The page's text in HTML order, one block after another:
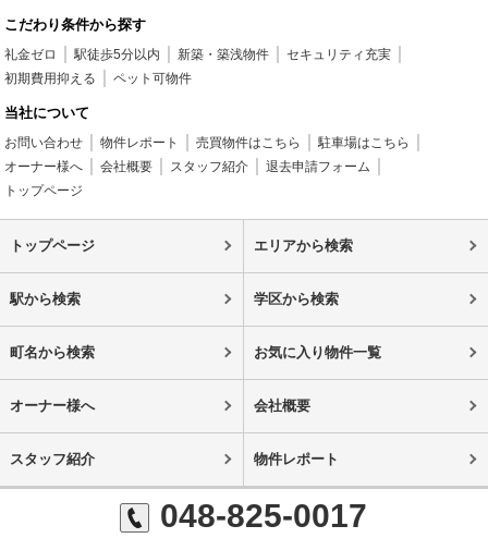
こだわり条件から探す
礼金ゼロ 駅徒歩5分以内 新築・築浅物件
セキュリティ充実
初期費用抑える
ペット可物件
当社について
お問い合わせ 物件レポート 売買物件はこちら
駐車場はこちら
オーナー様へ
会社概要 スタッフ紹介
退去申請フォーム
トップページ
トップページ エリアから検索
駅から検索 学区から検索
町名から検索 お気に入り物件一覧
オーナー様へ 会社概要
スタッフ紹介 物件レポート
048-825-0017